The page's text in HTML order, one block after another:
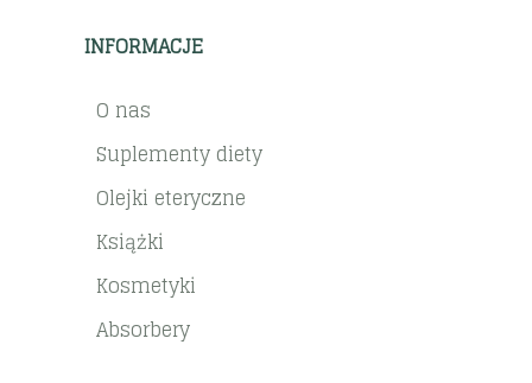
INFORMACJE
O nas
Suplementy diety
Olejki eteryczne
Książki
Kosmetyki
Absorbery